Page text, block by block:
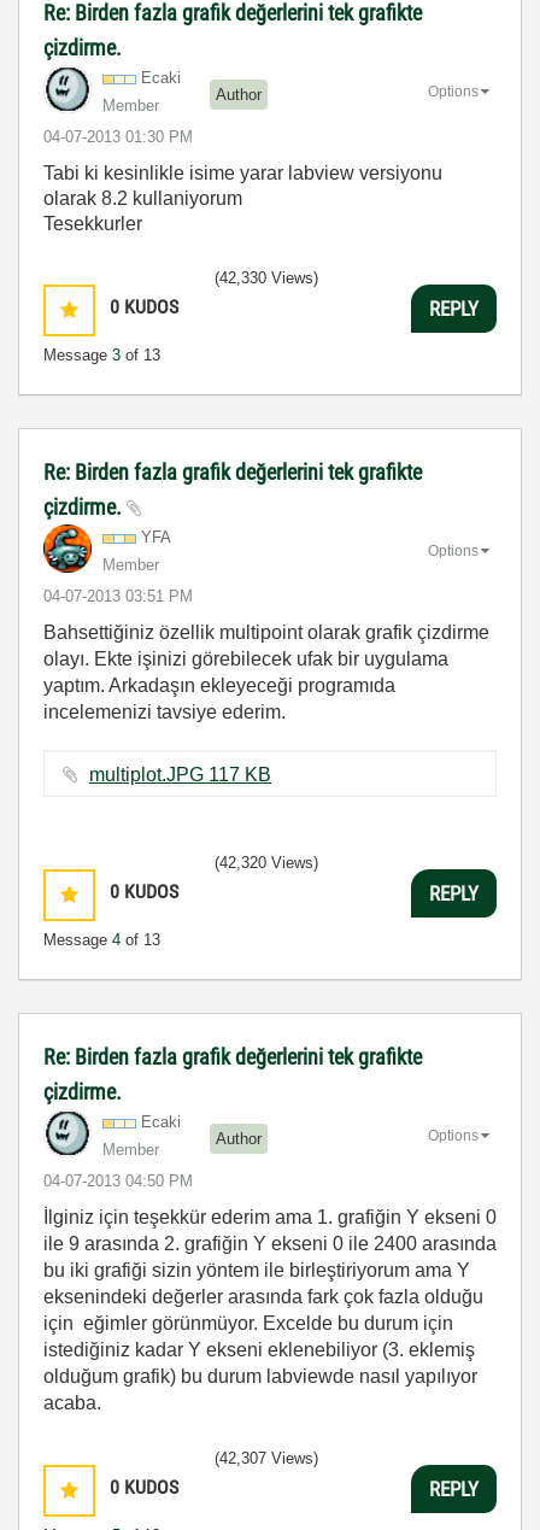
Re: Birden fazla grafik değerlerini tek grafikte
çizdirme.
Ecaki
Member
Author
‎04-07-2013 01:30 PM
Options
Tabi ki kesinlikle isime yarar labview versiyonu
olarak 8.2 kullaniyorum
Tesekkurler
0 KUDOS
Message 3 of 13
(42,330 Views)
REPLY
Re: Birden fazla grafik değerlerini tek grafikte
çizdirme.
YFA
Member
‎04-07-2013 03:51 PM
Options
Bahsettiğiniz özellik multipoint olarak grafik çizdirme
olayı. Ekte işinizi görebilecek ufak bir uygulama
yaptım. Arkadaşın ekleyeceği programıda
incelemenizi tavsiye ederim.
multiplot.JPG ‏117 KB
0 KUDOS
Message 4 of 13
(42,320 Views)
REPLY
Re: Birden fazla grafik değerlerini tek grafikte
çizdirme.
Ecaki
Member
Author
‎04-07-2013 04:50 PM
Options
İlginiz için teşekkür ederim ama 1. grafiğin Y ekseni 0
ile 9 arasında 2. grafiğin Y ekseni 0 ile 2400 arasında
bu iki grafiği sizin yöntem ile birleştiriyorum ama Y
eksenindeki değerler arasında fark çok fazla olduğu
için eğimler görünmüyor. Excelde bu durum için
istediğiniz kadar Y ekseni eklenebiliyor (3. eklemiş
olduğum grafik) bu durum labviewde nasıl yapılıyor
acaba.
0 KUDOS
(42,307 Views)
REPLY